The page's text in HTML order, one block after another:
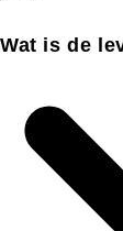
Wat is de